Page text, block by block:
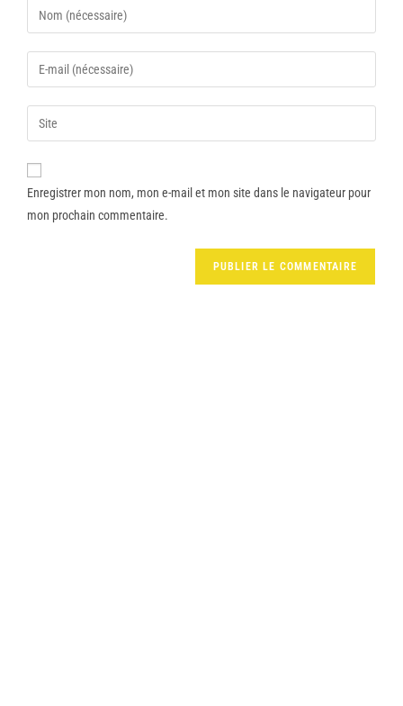
Enregistrer mon nom, mon e-mail et mon site dans le navigateur pour
mon prochain commentaire.